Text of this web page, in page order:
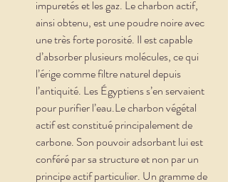
impuretés et les gaz. Le charbon actif,
ainsi obtenu, est une poudre noire avec
une très forte porosité. Il est capable
d’absorber plusieurs molécules, ce qui
l’érige comme filtre naturel depuis
l’antiquité. Les Égyptiens s’en servaient
pour purifier l’eau.Le charbon végétal
actif est constitué principalement de
carbone. Son pouvoir adsorbant lui est
conféré par sa structure et non par un
principe actif particulier. Un gramme de